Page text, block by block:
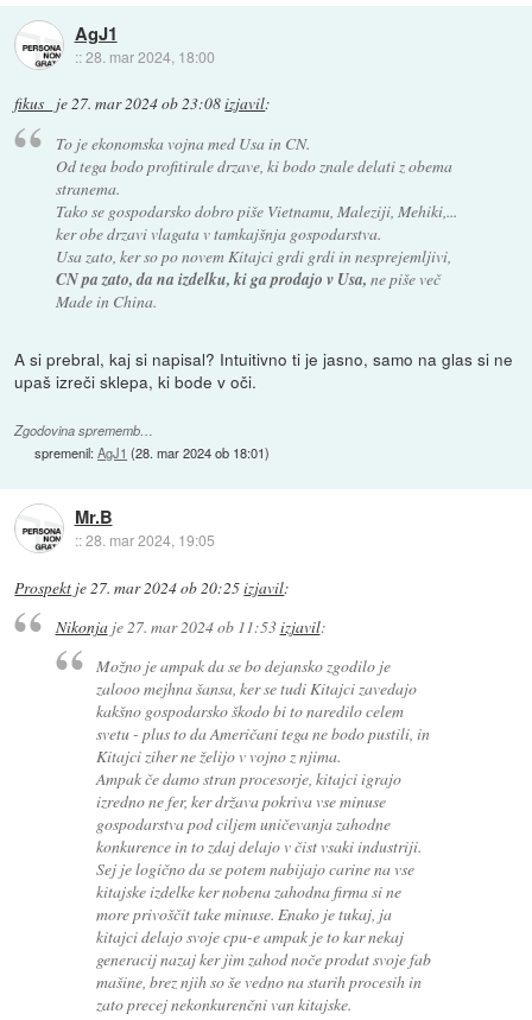
AgJ1
::28. mar 2024, 18:00
fikus_ je27. mar 2024 ob 23:08izjavil:
To je ekonomska vojna med Usa in CN.
Od tega bodo profitirale drzave, ki bodo znale delati z obema
stranema.
Tako se gospodarsko dobro piše Vietnamu, Maleziji, Mehiki,...
ker obe drzavi vlagata v tamkajšnja gospodarstva.
Usa zato, ker so po novem Kitajci grdi grdi in nesprejemljivi,
CN pa zato, da na izdelku, ki ga prodajo v Usa, ne piše več
Made in China.
A si prebral, kaj si napisal? Intuitivno ti je jasno, samo na glas si ne
upaš izreči sklepa, ki bode v oči.
Zgodovina sprememb…
spremenil:AgJ1 (28. mar 2024 ob 18:01)
Mr.B
::28. mar 2024, 19:05
Prospekt je27. mar 2024 ob 20:25izjavil:
Nikonjaje27. mar 2024 ob 11:53izjavil:
Možno je ampak da se bo dejansko zgodilo je
zalooo mejhna šansa, ker se tudi Kitajci zavedajo
kakšno gospodarsko škodo bi to naredilo celem
svetu - plus to da Američani tega ne bodo pustili, in
Kitajci ziher ne želijo v vojno z njima.
Ampak če damo stran procesorje, kitajci igrajo
izredno ne fer, ker država pokriva vse minuse
gospodarstva pod ciljem uničevanja zahodne
konkurence in to zdaj delajo v čist vsaki industriji.
Sej je logično da se potem nabijajo carine na vse
kitajske izdelke ker nobena zahodna firma si ne
more privoščit take minuse. Enako je tukaj, ja
kitajci delajo svoje cpu-e ampak je to kar nekaj
generacij nazaj ker jim zahod noče prodat svoje fab
mašine, brez njih so še vedno na starih procesih in
zato precej nekonkurenčni van kitajske.